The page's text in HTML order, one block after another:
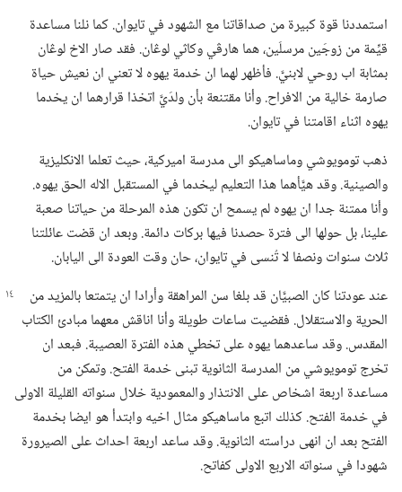
استمددنا قوة كبيرة من صداقاتنا مع الشهود في تايوان.‏ كما نلنا مساعدة
قيِّمة من زوجَين مرسلَين،‏ هما هارڤي وكاثي لوڠان.‏ فقد صار الاخ لوڠان
بمثابة اب روحي لابنيَّ.‏ فأظهر لهما ان خدمة يهوه لا تعني ان نعيش حياة
صارمة خالية من الافراح.‏ وأنا مقتنعة بأن ولدَيَّ اتخذا قرارهما ان يخدما
يهوه اثناء اقامتنا في تايوان.‏
ذهب تومويوشي وماساهيكو الى مدرسة اميركية،‏ حيث تعلما الانكليزية
والصينية.‏ وقد هيَّأهما هذا التعليم ليخدما في المستقبل الاله الحق يهوه.‏
وأنا ممتنة جدا ان يهوه لم يسمح ان تكون هذه المرحلة من حياتنا صعبة
علينا،‏ بل حولها الى فترة حصدنا فيها بركات دائمة.‏ وبعد ان قضت عائلتنا
ثلاث سنوات ونصفا لا تُنسى في تايوان،‏ حان وقت العودة الى اليابان.‏
عند عودتنا كان الصبيَّان قد بلغا سن المراهقة وأرادا ان يتمتعا بالمزيد من
الحرية والاستقلال.‏ فقضيت ساعات طويلة وأنا اناقش معهما مبادئ الكتاب
المقدس.‏ وقد ساعدهما يهوه على تخطي هذه الفترة العصيبة.‏ فبعد ان
تخرج تومويوشي من المدرسة الثانوية تبنى خدمة الفتح.‏ وتمكن من
مساعدة اربعة اشخاص على الانتذار والمعمودية خلال سنواته القليلة الاولى
في خدمة الفتح.‏ كذلك اتبع ماساهيكو مثال اخيه وابتدأ هو ايضا بخدمة
الفتح بعد ان انهى دراسته الثانوية.‏ وقد ساعد اربعة احداث على الصيرورة
شهودا في سنواته الاربع الاولى كفاتح.‏